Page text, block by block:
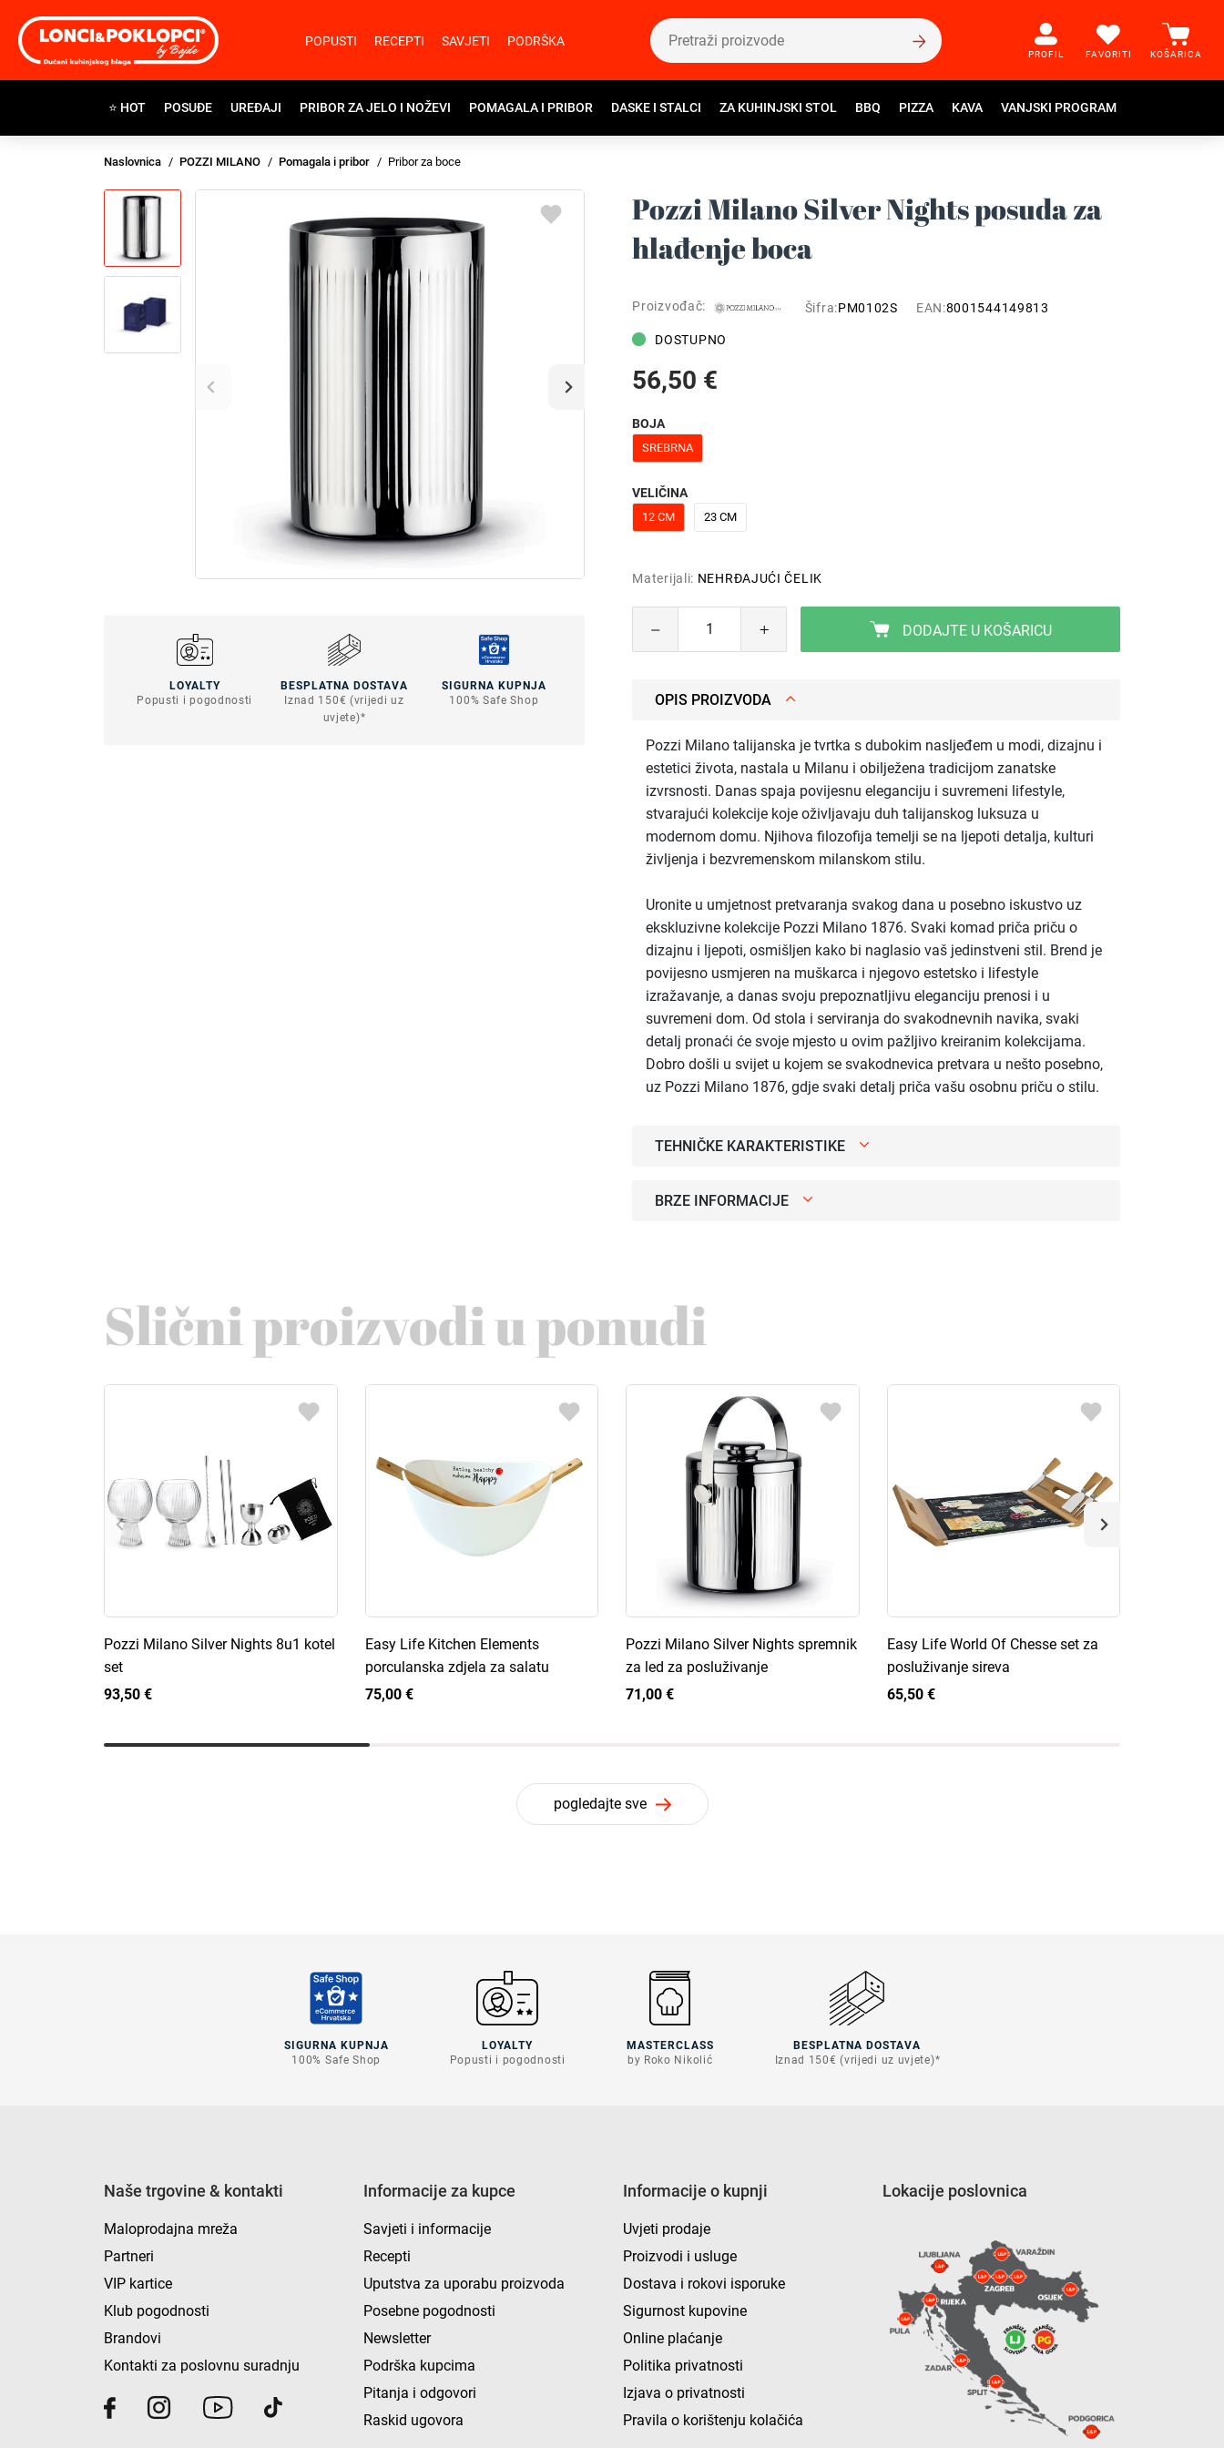
POPUSTI RECEPTI SAVJETI PODRŠKA
PROFIL FAVORITI KOŠARICA
⭐ HOT POSUĐE UREĐAJI PRIBOR ZA JELO I NOŽEVI POMAGALA I PRIBOR DASKE I STALCI ZA KUHINJSKI STOL BBQ PIZZA KAVA VANJSKI PROGRAM
Naslovnica POZZI MILANO Pomagala i pribor Pribor za boce
LOYALTY
Popusti i pogodnosti
BESPLATNA DOSTAVA
Iznad 150€ (vrijedi uz
uvjete)*
SIGURNA KUPNJA
100% Safe Shop
Pozzi Milano Silver Nights posuda za
hlađenje boca
Proizvođač: Šifra:PM0102S EAN:8001544149813
DOSTUPNO
56,50 €
BOJA
SREBRNA
VELIČINA
12 CM 23 CM
Materijali: NEHRĐAJUĆI ČELIK
DODAJTE U KOŠARICU
OPIS PROIZVODA
Pozzi Milano talijanska je tvrtka s dubokim nasljeđem u modi, dizajnu i
estetici života, nastala u Milanu i obilježena tradicijom zanatske
izvrsnosti. Danas spaja povijesnu eleganciju i suvremeni lifestyle,
stvarajući kolekcije koje oživljavaju duh talijanskog luksuza u
modernom domu. Njihova filozofija temelji se na ljepoti detalja, kulturi
življenja i bezvremenskom milanskom stilu.
Uronite u umjetnost pretvaranja svakog dana u posebno iskustvo uz
ekskluzivne kolekcije Pozzi Milano 1876. Svaki komad priča priču o
dizajnu i ljepoti, osmišljen kako bi naglasio vaš jedinstveni stil. Brend je
povijesno usmjeren na muškarca i njegovo estetsko i lifestyle
izražavanje, a danas svoju prepoznatljivu eleganciju prenosi i u
suvremeni dom. Od stola i serviranja do svakodnevnih navika, svaki
detalj pronaći će svoje mjesto u ovim pažljivo kreiranim kolekcijama.
Dobro došli u svijet u kojem se svakodnevica pretvara u nešto posebno,
uz Pozzi Milano 1876, gdje svaki detalj priča vašu osobnu priču o stilu.
TEHNIČKE KARAKTERISTIKE
BRZE INFORMACIJE
Slični proizvodi u ponudi
Pozzi Milano Silver Nights 8u1 kotel
set
93,50 €
Easy Life Kitchen Elements
porculanska zdjela za salatu
75,00 €
Pozzi Milano Silver Nights spremnik
za led za posluživanje
71,00 €
Easy Life World Of Chesse set za
posluživanje sireva
65,50 €
pogledajte sve
SIGURNA KUPNJA
100% Safe Shop
LOYALTY
Popusti i pogodnosti
MASTERCLASS
by Roko Nikolić
BESPLATNA DOSTAVA
Iznad 150€ (vrijedi uz uvjete)*
Naše trgovine & kontakti
Maloprodajna mreža
Partneri
VIP kartice
Klub pogodnosti
Brandovi
Kontakti za poslovnu suradnju
Informacije za kupce
Savjeti i informacije
Recepti
Uputstva za uporabu proizvoda
Posebne pogodnosti
Newsletter
Podrška kupcima
Pitanja i odgovori
Raskid ugovora
Informacije o kupnji
Uvjeti prodaje
Proizvodi i usluge
Dostava i rokovi isporuke
Sigurnost kupovine
Online plaćanje
Politika privatnosti
Izjava o privatnosti
Pravila o korištenju kolačića
Lokacije poslovnica